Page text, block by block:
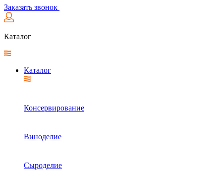
Заказать звонок
Каталог
Каталог
Консервирование
Виноделие
Сыроделие